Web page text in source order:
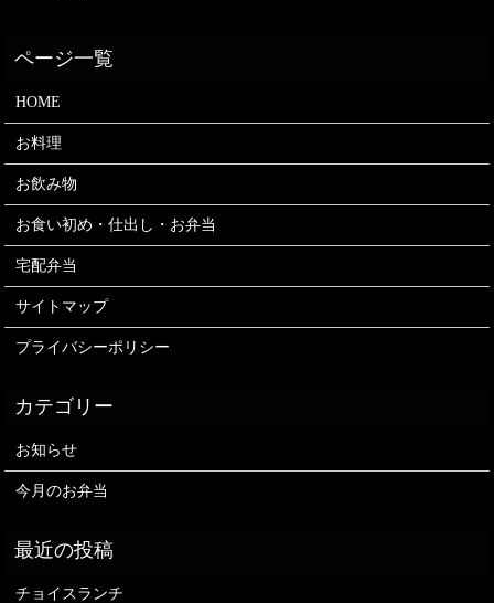
HOME
お料理
お飲み物
お食い初め・仕出し・お弁当
宅配弁当
サイトマップ
プライバシーポリシー
お知らせ
今月のお弁当
チョイスランチ